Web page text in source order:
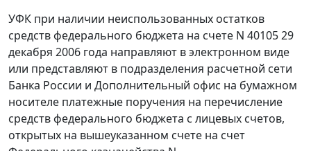
УФК при наличии неиспользованных остатков
средств федерального бюджета на счете N 40105 29
декабря 2006 года направляют в электронном виде
или представляют в подразделения расчетной сети
Банка России и Дополнительный офис на бумажном
носителе платежные поручения на перечисление
средств федерального бюджета с лицевых счетов,
открытых на вышеуказанном счете на счет